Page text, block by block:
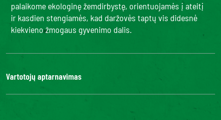
palaikome ekologinę žemdirbystę, orientuojamės į ateitį
ir kasdien stengiamės, kad daržovės taptų vis didesnė
kiekvieno žmogaus gyvenimo dalis.
Vartotojų aptarnavimas
Kontaktai